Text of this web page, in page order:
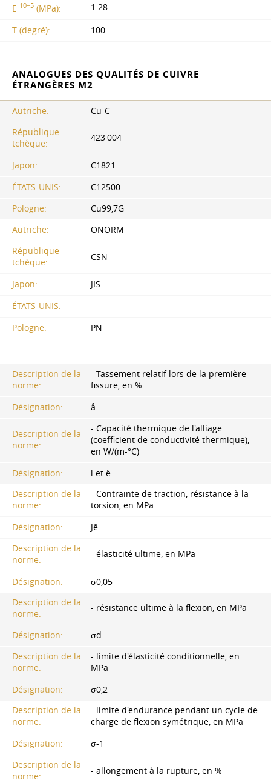
E 10−5 (MPa): 1.28
T (degré): 100
ANALOGUES DES QUALITÉS DE CUIVRE
ÉTRANGÈRES M2
Autriche:
Cu-C
République
tchèque:
423 004
Japon:
C1821
ÉTATS-UNIS:
C12500
Pologne:
Cu99,7G
Autriche:
ONORM
République
tchèque:
CSN
Japon:
JIS
ÉTATS-UNIS:
-
Pologne:
PN
Description de la
norme:
- Tassement relatif lors de la première
fissure, en %.
Désignation:
å
Description de la
norme:
- Capacité thermique de l'alliage
(coefficient de conductivité thermique),
en W/(m-°C)
Désignation:
l et ë
Description de la
norme:
- Contrainte de traction, résistance à la
torsion, en MPa
Désignation:
Jê
Description de la
norme:
- élasticité ultime, en MPa
Désignation:
σ0,05
Description de la
norme:
- résistance ultime à la flexion, en MPa
Désignation:
σd
Description de la
norme:
- limite d'élasticité conditionnelle, en
MPa
Désignation:
σ0,2
Description de la
norme:
- limite d'endurance pendant un cycle de
charge de flexion symétrique, en MPa
Désignation:
σ-1
Description de la
norme:
- allongement à la rupture, en %